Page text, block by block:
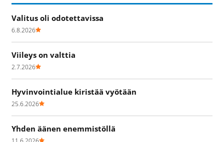
Valitus oli odotettavissa
6.8.2026
Viileys on valttia
2.7.2026
Hyvinvointialue kiristää vyötään
25.6.2026
Yhden äänen enemmistöllä